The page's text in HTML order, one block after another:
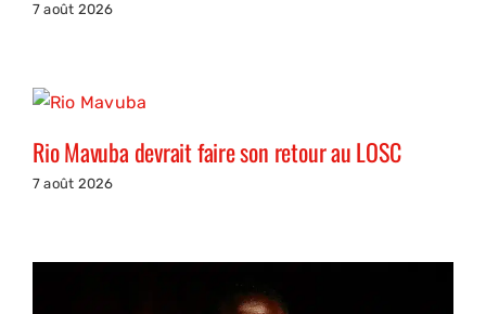
7 août 2026
Rio Mavuba devrait faire son retour au LOSC
7 août 2026